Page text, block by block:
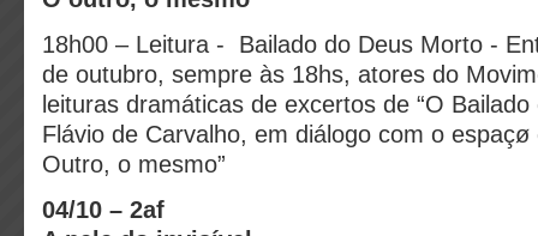
18h00 – Leitura - Bailado do Deus Morto -
de outubro, sempre às 18hs, atores do
leituras dramáticas de excertos de “O
Flávio de Carvalho, em diálogo com o espaçø
Outro, o mesmo”
04/10 – 2af